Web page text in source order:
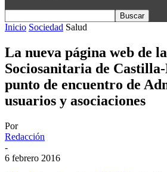
Inicio Sociedad Salud
La nueva página web de
Sociosanitaria de
punto de encuentro de
usuarios y asociaciones
Por
Redacción
-
6 febrero 2016